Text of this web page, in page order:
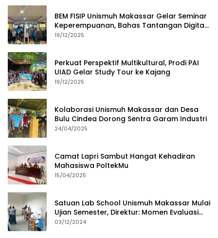
BEM FISIP Unismuh Makassar Gelar Seminar
Keperempuanan, Bahas Tantangan Digital
dan Budaya Lokal
19/12/2025
Perkuat Perspektif Multikultural, Prodi PAI
UIAD Gelar Study Tour ke Kajang
19/12/2025
Kolaborasi Unismuh Makassar dan Desa
Bulu Cindea Dorong Sentra Garam Industri
24/04/2025
Camat Lapri Sambut Hangat Kehadiran
Mahasiswa PoltekMu
15/04/2025
Satuan Lab School Unismuh Makassar Mulai
Ujian Semester, Direktur: Momen Evaluasi
Proses Pembelajaran
03/12/2024